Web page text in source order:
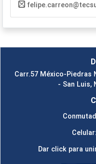
Carr.57 México-Piedras
- San Luis,
Dar click para